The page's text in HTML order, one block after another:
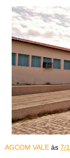
AGCOM VALE às 7/